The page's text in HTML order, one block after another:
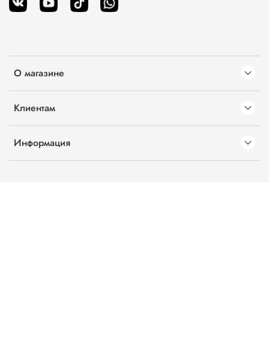
О магазине
Клиентам
Информация